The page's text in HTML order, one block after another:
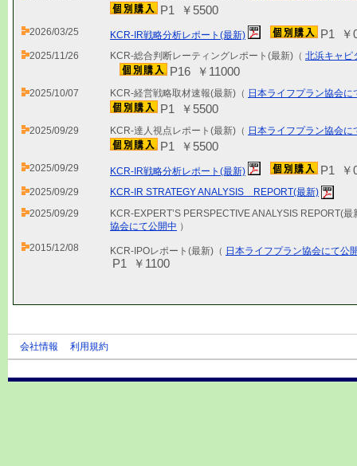
P1 ￥5500
2026/03/25 KCR-IR戦略分析レポート(最新) P1 ￥
2025/11/26 KCR-総合判断レーティングレポート(最新)（ 北浜キャピ
P16 ￥11000
2025/10/07 KCR-経営戦略取材速報(最新)（ 日本ライフプラン協会に
P1 ￥5500
2025/09/29 KCR-達人視点レポート(最新)（ 日本ライフプラン協会に
P1 ￥5500
2025/09/29 KCR-IR戦略分析レポート(最新) P1 ￥
2025/09/29
KCR-IR STRATEGY ANALYSIS REPORT(最新)
2025/09/29
KCR-EXPERT’S PERSPECTIVE ANALYSIS REPORT(
協会にて公開中 ）
2015/12/08
KCR-IPOレポート(最新)（ 日本ライフプラン協会にて公
P1 ￥1100
会社情報 利用規約